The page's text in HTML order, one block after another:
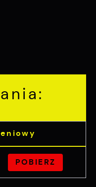
POBIERZ